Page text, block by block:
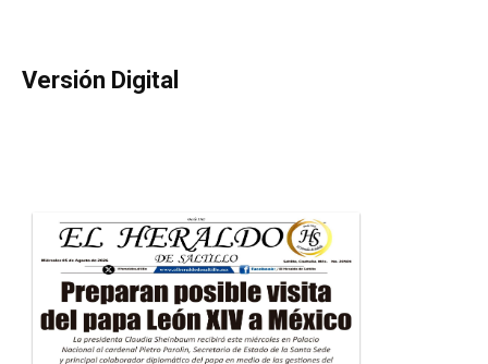
Versión Digital